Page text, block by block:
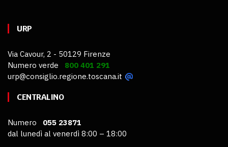
URP
Via Cavour, 2 - 50129 Firenze
Numero verde 800 401 291
urp@consiglio.regione.toscana.it
CENTRALINO
Numero 055 23871
dal lunedì al venerdì 8:00 – 18:00